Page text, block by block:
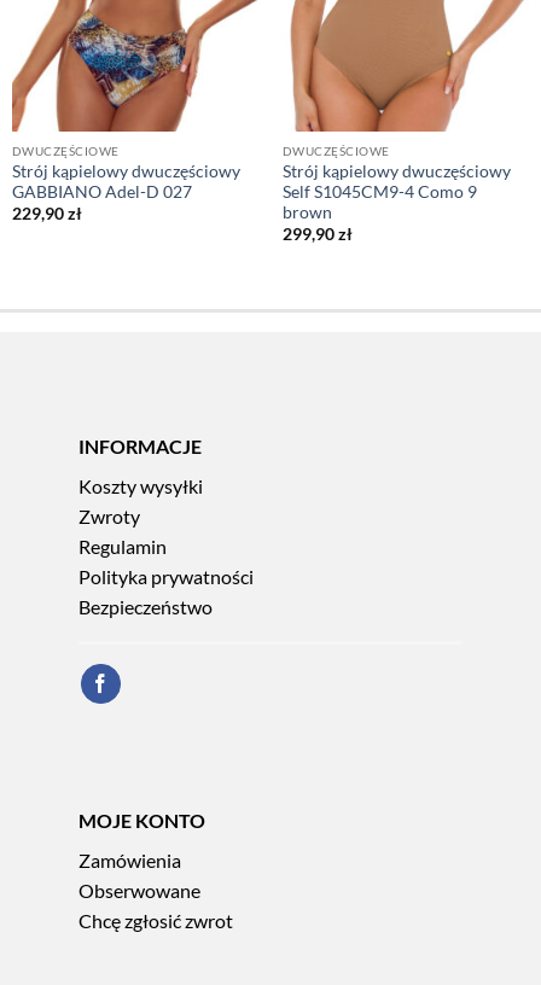
DWUCZĘŚCIOWE
Strój kąpielowy dwuczęściowy
GABBIANO Adel-D 027
229,90zł
DWUCZĘŚCIOWE
Strój kąpielowy dwuczęściowy
Self S1045CM9-4 Como 9
brown
299,90zł
INFORMACJE
Koszty wysyłki
Zwroty
Regulamin
Polityka prywatności
Bezpieczeństwo
MOJE KONTO
Zamówienia
Obserwowane
Chcę zgłosić zwrot